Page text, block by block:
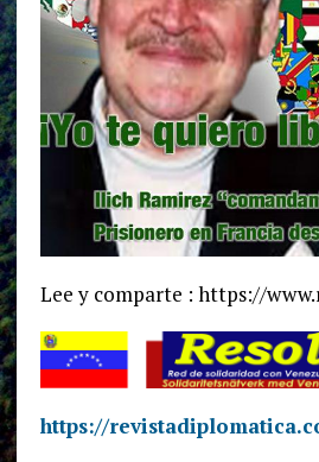
Lee y comparte : https://
https://